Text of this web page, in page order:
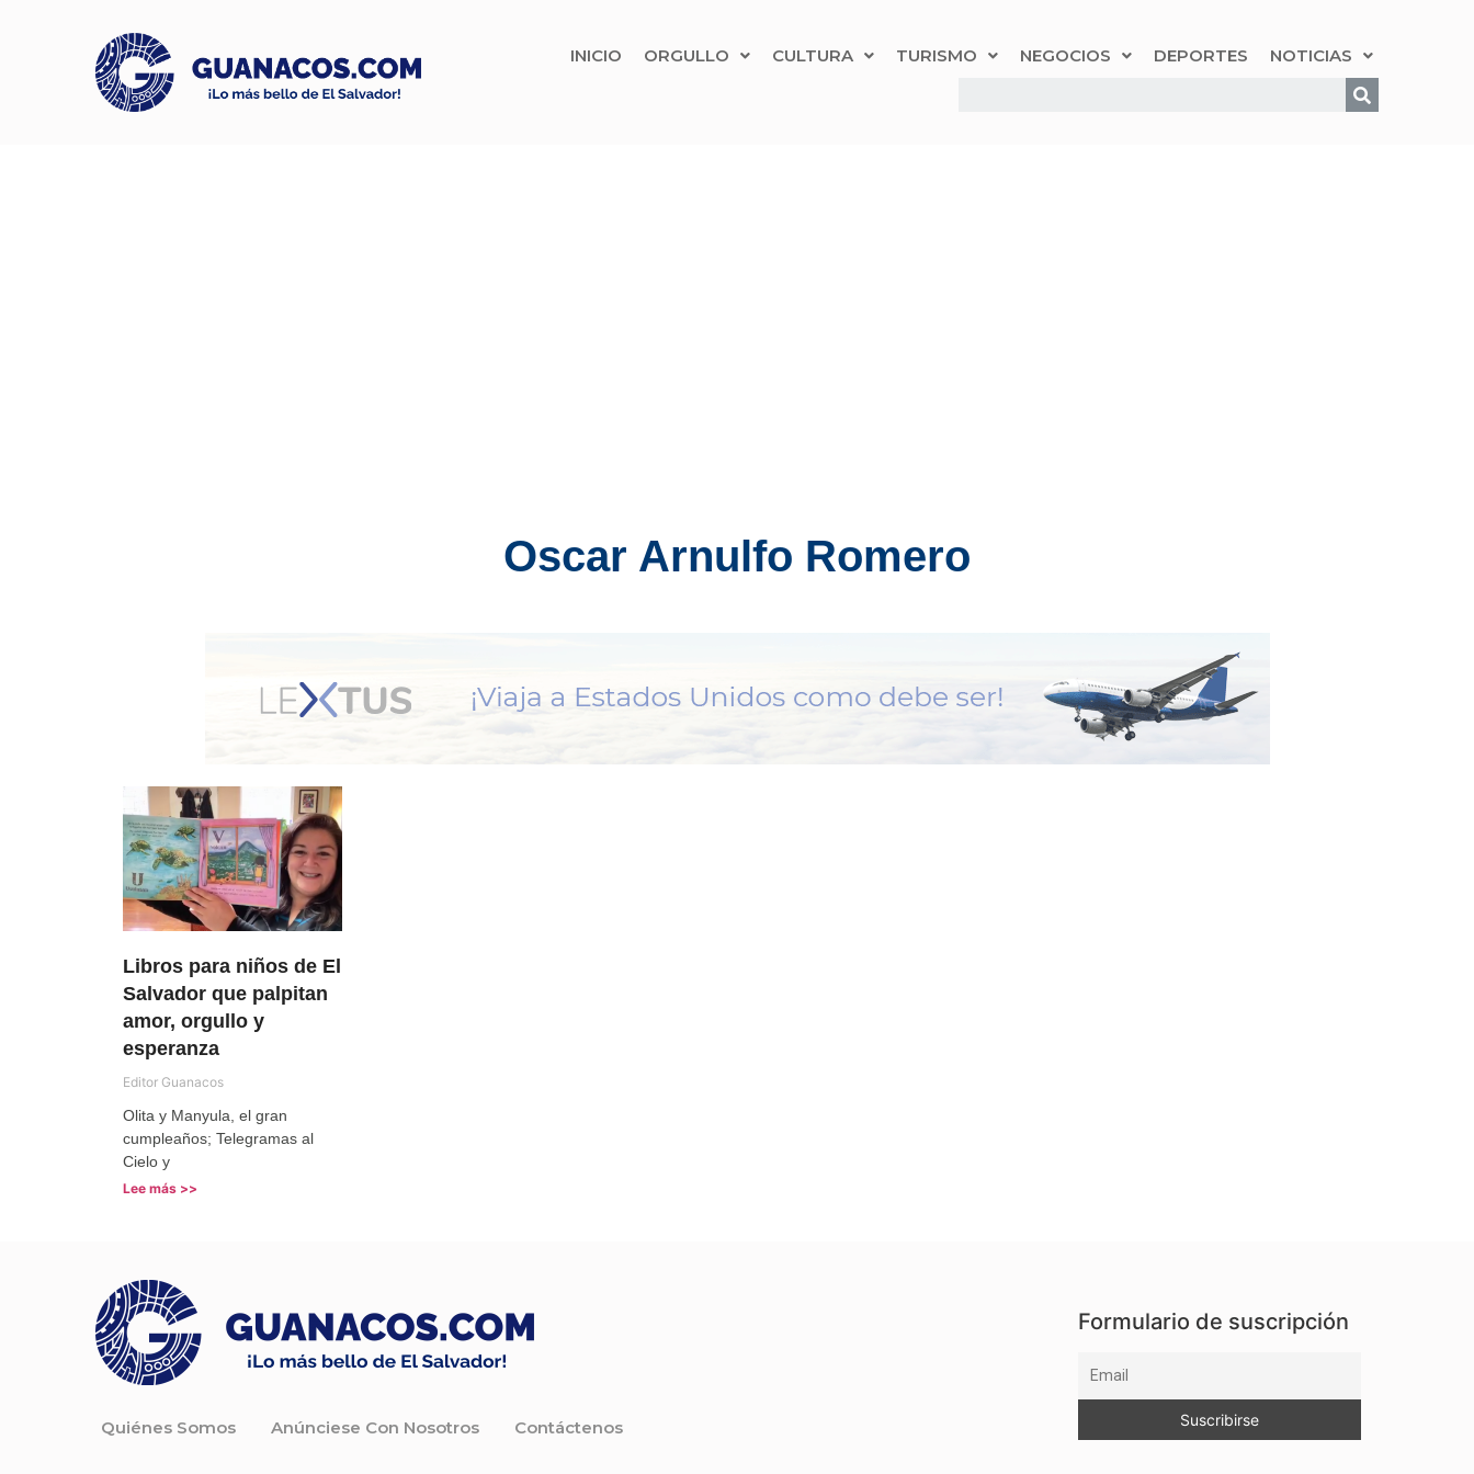
INICIO ORGULLO CULTURA TURISMO NEGOCIOS DEPORTES NOTICIAS
Oscar Arnulfo Romero
Libros para niños de El
Salvador que palpitan
amor, orgullo y
esperanza
Editor Guanacos
Olita y Manyula, el gran
cumpleaños; Telegramas al
Cielo y
Lee más >>
Quiénes Somos Anúnciese Con Nosotros Contáctenos
Formulario de suscripción